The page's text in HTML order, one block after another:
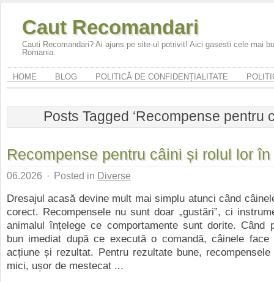
Caut Recomandari
Cauti Recomandari? Ai ajuns pe site-ul potrivit! Aici gasesti cele mai
Romania.
HOME BLOG POLITICĂ DE CONFIDENȚIALITATE
Posts Tagged ‘Recompense pentru
Recompense pentru câini și rolul lor
06.2026 · Posted in Diverse
Dresajul acasă devine mult mai simplu atunci când
corect. Recompensele nu sunt doar „gustări”, ci
animalul înțelege ce comportamente sunt dorite. Când
bun imediat după ce execută o comandă, câinele face
acțiune și rezultat. Pentru rezultate bune,
mici, ușor de mestecat ...